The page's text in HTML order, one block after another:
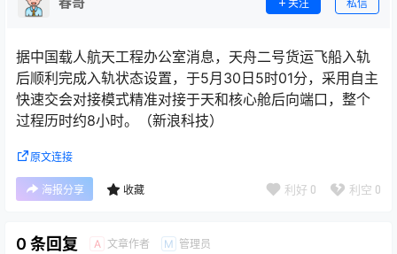
关注 私信
据中国载人航天工程办公室消息，天舟二号货运飞船入轨
后顺利完成入轨状态设置，于5月30日5时01分，采用自主
快速交会对接模式精准对接于天和核心舱后向端口，整个
过程历时约8小时。（新浪科技）
原文连接
海报分享 收藏 利好 0 利空 0
0 条回复 A 文章作者 M 管理员